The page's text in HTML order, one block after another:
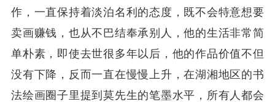
作，一直保持着淡泊名利的态度，既不会特意想要
卖画赚钱，也从不巴结奉承别人，他的生活非常简
单朴素，即使去世很多年以后，他的作品价值不但
没有下降，反而一直在慢慢上升，在湖湘地区的书
法绘画圈子里提到莫先生的笔墨水平，所有人都会